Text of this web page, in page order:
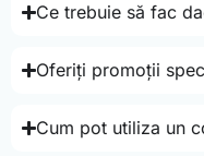
Ce trebuie să fac
Oferiți promoții
Cum pot utiliza un